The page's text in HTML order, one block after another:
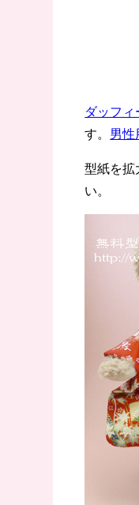
ダッフィ
す。 男性
型紙を拡
い。